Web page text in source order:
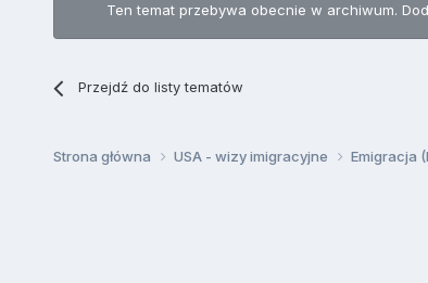
Ten temat przebywa obecnie w archiwum.
Przejdź do listy tematów
Strona główna USA - wizy imigracyjne Emigracja